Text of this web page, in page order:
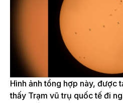
Hình ảnh tổng hợp này, được
thấy Trạm vũ trụ quốc tế đi